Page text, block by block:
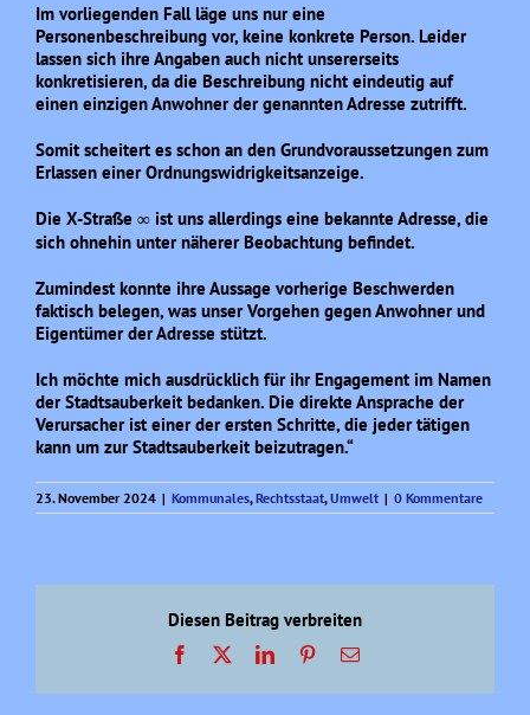
Im vorliegenden Fall läge uns nur eine
Personenbeschreibung vor, keine konkrete Person. Leider
lassen sich ihre Angaben auch nicht unsererseits
konkretisieren, da die Beschreibung nicht eindeutig auf
einen einzigen Anwohner der genannten Adresse zutrifft.
Somit scheitert es schon an den Grundvoraussetzungen zum
Erlassen einer Ordnungswidrigkeitsanzeige.
Die X-Straße ∞ ist uns allerdings eine bekannte Adresse, die
sich ohnehin unter näherer Beobachtung befindet.
Zumindest konnte ihre Aussage vorherige Beschwerden
faktisch belegen, was unser Vorgehen gegen Anwohner und
Eigentümer der Adresse stützt.
Ich möchte mich ausdrücklich für ihr Engagement im Namen
der Stadtsauberkeit bedanken. Die direkte Ansprache der
Verursacher ist einer der ersten Schritte, die jeder tätigen
kann um zur Stadtsauberkeit beizutragen.“
23. November 2024 | Kommunales,Rechtsstaat,Umwelt | 0 Kommentare
Diesen Beitrag verbreiten
Facebook LinkedInPinterest
E-